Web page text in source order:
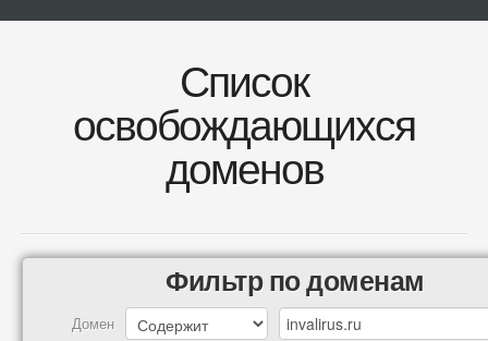
Список
освобождающихся
доменов
Фильтр по доменам
Домен